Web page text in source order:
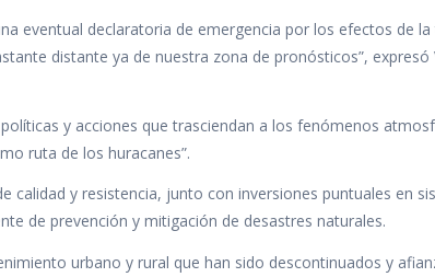
eventual declaratoria de emergencia por los efectos de
distante ya de nuestra zona de pronósticos”, expresó
y acciones que trasciendan a los fenómenos
ruta de los huracanes”.
calidad y resistencia, junto con inversiones puntuales en
de prevención y mitigación de desastres naturales.
urbano y rural que han sido descontinuados y